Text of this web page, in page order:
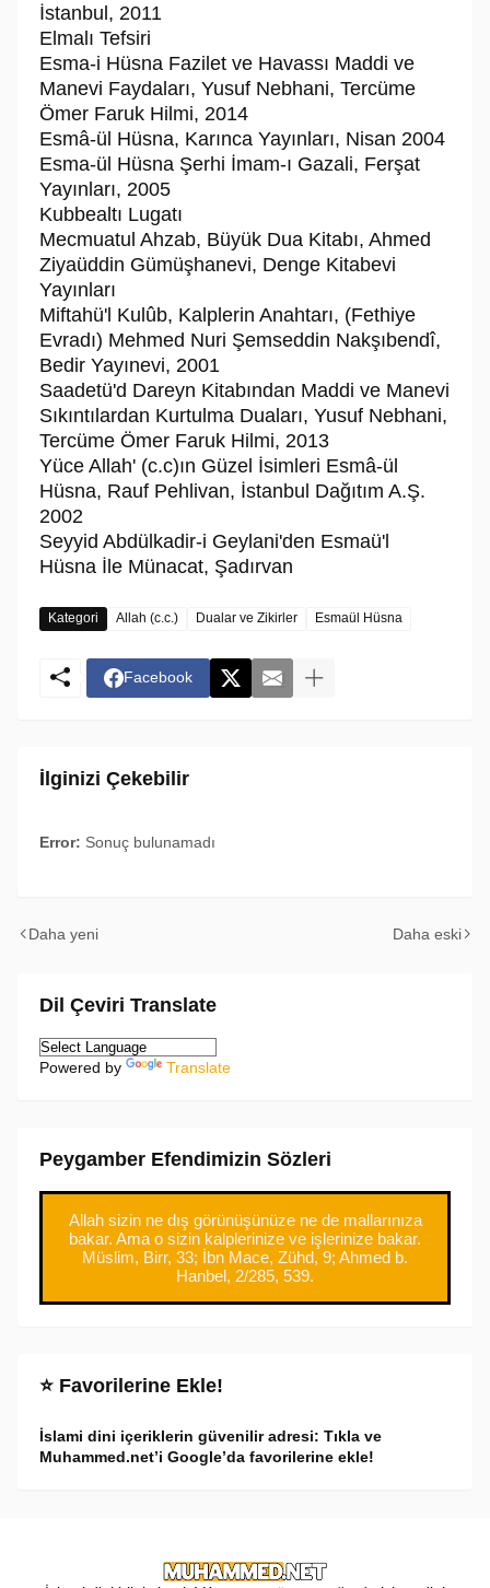
İstanbul, 2011
Elmalı Tefsiri
Esma-i Hüsna Fazilet ve Havassı Maddi ve
Manevi Faydaları, Yusuf Nebhani, Tercüme
Ömer Faruk Hilmi, 2014
Esmâ-ül Hüsna, Karınca Yayınları, Nisan 2004
Esma-ül Hüsna Şerhi İmam-ı Gazali, Ferşat
Yayınları, 2005
Kubbealtı Lugatı
Mecmuatul Ahzab, Büyük Dua Kitabı, Ahmed
Ziyaüddin Gümüşhanevi, Denge Kitabevi
Yayınları
Miftahü'l Kulûb, Kalplerin Anahtarı, (Fethiye
Evradı) Mehmed Nuri Şemseddin Nakşıbendî,
Bedir Yayınevi, 2001
Saadetü'd Dareyn Kitabından Maddi ve Manevi
Sıkıntılardan Kurtulma Duaları, Yusuf Nebhani,
Tercüme Ömer Faruk Hilmi, 2013
Yüce Allah' (c.c)ın Güzel İsimleri Esmâ-ül
Hüsna, Rauf Pehlivan, İstanbul Dağıtım A.Ş.
2002
Seyyid Abdülkadir-i Geylani'den Esmaü'l
Hüsna İle Münacat, Şadırvan
Kategori Allah (c.c.) Dualar ve Zikirler Esmaül Hüsna
Facebook
İlginizi Çekebilir
Error: Sonuç bulunamadı
Daha yeni Daha eski
Dil Çeviri Translate
Powered by Translate
Peygamber Efendimizin Sözleri
Allah sizin ne dış görünüşünüze ne de mallarınıza
bakar. Ama o sizin kalplerinize ve işlerinize bakar.
Müslim, Birr, 33; İbn Mace, Zühd, 9; Ahmed b.
Hanbel, 2/285, 539.
⭐ Favorilerine Ekle!
İslami dini içeriklerin güvenilir adresi: Tıkla ve
Muhammed.net’i Google’da favorilerine ekle!